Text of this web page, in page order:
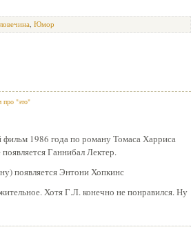
, Юмор
про "это"
1986 года по роману Томаса Харриса
Ганнибал Лектер.
появляется Энтони Хопкинс
Хотя Г.Л. конечно не понравился. Ну